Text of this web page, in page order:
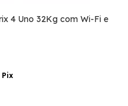
4 Uno 32Kg com Wi-Fi e
Pix